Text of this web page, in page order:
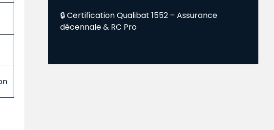
🔒 Certification Qualibat 1552 – Assurance
décennale & RC Pro